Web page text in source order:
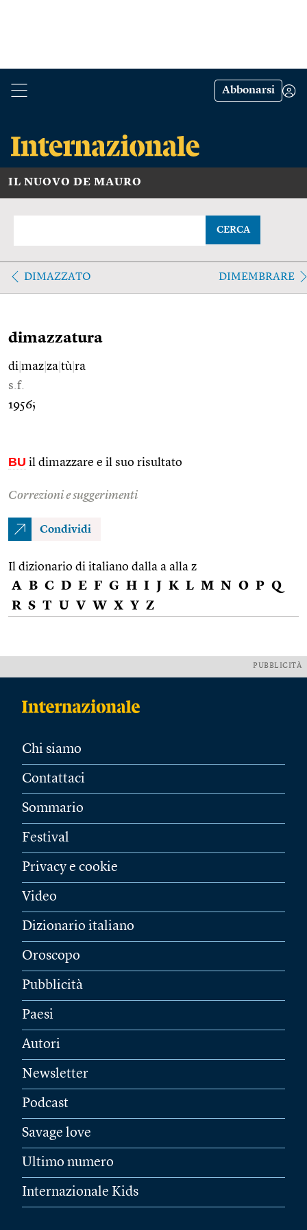
Abbonarsi
IL NUOVO DE MAURO
CERCA
DIMAZZATO DIMEMBRARE
dimazzatura
di maz za tù ra
s.f.
1956;
BU il dimazzare e il suo risultato
Correzioni e suggerimenti
Condividi
Il dizionario di italiano dalla a alla z
A B C D E F G H I J K L M N O P Q
R S T U V W X Y Z
PUBBLICITÀ
Chi siamo
Contattaci
Sommario
Festival
Privacy e cookie
Video
Dizionario italiano
Oroscopo
Pubblicità
Paesi
Autori
Newsletter
Podcast
Savage love
Ultimo numero
Internazionale Kids